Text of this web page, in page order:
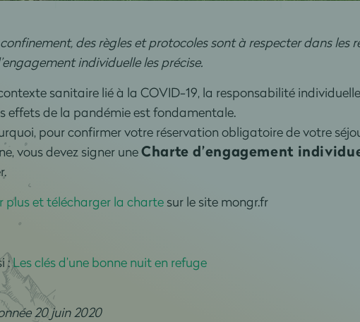
des règles et protocoles sont à respecter dans les
individuelle les précise.
sanitaire lié à la COVID-19, la responsabilité
effets de la pandémie est fondamentale.
pour confirmer votre réservation obligatoire de votre
vous devez signer uneCharte d’engagement
plus et télécharger la charte sur le site mongr.fr
:Les clés d’une bonne nuit en refuge
20 juin 2020